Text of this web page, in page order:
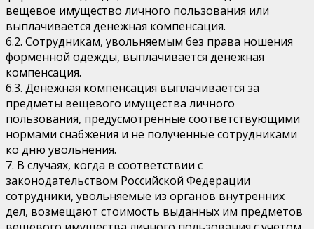
вещевое имущество личного пользования или
выплачивается денежная компенсация.
6.2. Сотрудникам, увольняемым без права ношения
форменной одежды, выплачивается денежная
компенсация.
6.3. Денежная компенсация выплачивается за
предметы вещевого имущества личного
пользования, предусмотренные соответствующими
нормами снабжения и не полученные сотрудниками
ко дню увольнения.
7. В случаях, когда в соответствии с
законодательством Российской Федерации
сотрудники, увольняемые из органов внутренних
дел, возмещают стоимость выданных им предметов